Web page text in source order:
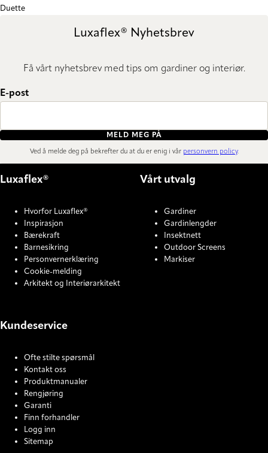
Duette
Luxaflex® Nyhetsbrev
Få vårt nyhetsbrev med tips om gardiner og interiør.
E-post
MELD MEG PÅ
Ved å melde deg på bekrefter du at du er enig i vår personvern policy.
Luxaflex®
Hvorfor Luxaflex®
Inspirasjon
Bærekraft
Barnesikring
Personvernerklæring
Cookie-melding
Arkitekt og Interiørarkitekt
Vårt utvalg
Gardiner
Gardinlengder
Insektnett
Outdoor Screens
Markiser
Kundeservice
Ofte stilte spørsmål
Kontakt oss
Produktmanualer
Rengjøring
Garanti
Finn forhandler
Logg inn
Sitemap